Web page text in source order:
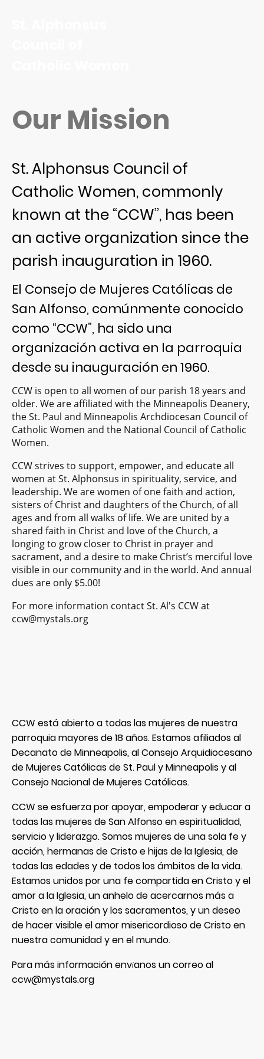
Our Mission
St. Alphonsus Council of
Catholic Women, commonly
known at the “CCW”, has been
an active organization since the
parish inauguration in 1960.
El Consejo de Mujeres Católicas de
San Alfonso, comúnmente conocido
como “CCW”, ha sido una
organización activa en la parroquia
desde su inauguración en 1960.
CCW is open to all women of our parish 18 years and
older. We are affiliated with the Minneapolis Deanery,
the St. Paul and Minneapolis Archdiocesan Council of
Catholic Women and the National Council of Catholic
Women.
CCW strives to support, empower, and educate all
women at St. Alphonsus in spirituality, service, and
leadership. We are women of one faith and action,
sisters of Christ and daughters of the Church, of all
ages and from all walks of life. We are united by a
shared faith in Christ and love of the Church, a
longing to grow closer to Christ in prayer and
sacrament, and a desire to make Christ’s merciful love
visible in our community and in the world. And annual
dues are only $5.00!
For more information contact St. Al's CCW at
ccw@mystals.org
CCW está abierto a todas las mujeres de nuestra
parroquia mayores de 18 años. Estamos afiliados al
Decanato de Minneapolis, al Consejo Arquidiocesano
de Mujeres Católicas de St. Paul y Minneapolis y al
Consejo Nacional de Mujeres Católicas.
CCW se esfuerza por apoyar, empoderar y educar a
todas las mujeres de San Alfonso en espiritualidad,
servicio y liderazgo. Somos mujeres de una sola fe y
acción, hermanas de Cristo e hijas de la Iglesia, de
todas las edades y de todos los ámbitos de la vida.
Estamos unidos por una fe compartida en Cristo y el
amor a la Iglesia, un anhelo de acercarnos más a
Cristo en la oración y los sacramentos, y un deseo
de hacer visible el amor misericordioso de Cristo en
nuestra comunidad y en el mundo.
Para más información envíanos un correo al
ccw@mystals.org